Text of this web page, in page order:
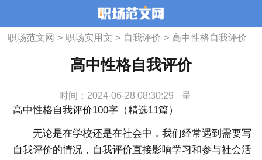
职场范文网 > 职场实用文 > 自我评价 > 高中性格自我评价
高中性格自我评价
时间：2024-06-28 08:30:29 呈
高中性格自我评价100字（精选11篇）
无论是在学校还是在社会中，我们经常遇到需要写
自我评价的情况，自我评价直接影响学习和参与社会活